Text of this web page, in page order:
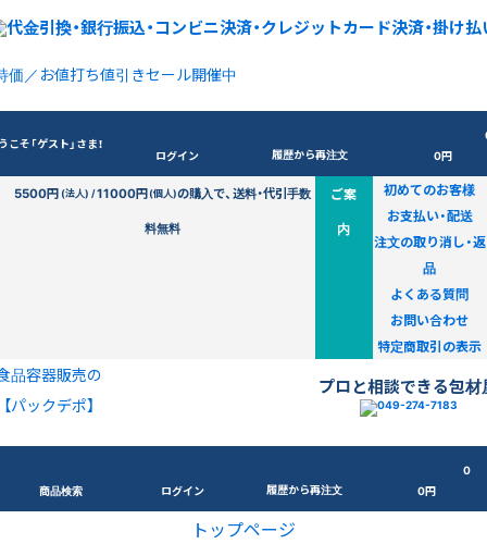
価／お値打ち値引きセール開催中
こそ「ゲスト」さま！
ログイン 履歴から再注文
0円
5500円(法人) /11000円(個人)の購入で、送料・代引手数
料無料
ご案
内
初めてのお客様
お支払い・配送
注文の取り消し・返
品
よくある質問
お問い合わせ
特定商取引の表示
品容器販売の
【パックデポ】
プロと相談できる包材
商品検索 ログイン 履歴から再注文
0
0円
トップページ